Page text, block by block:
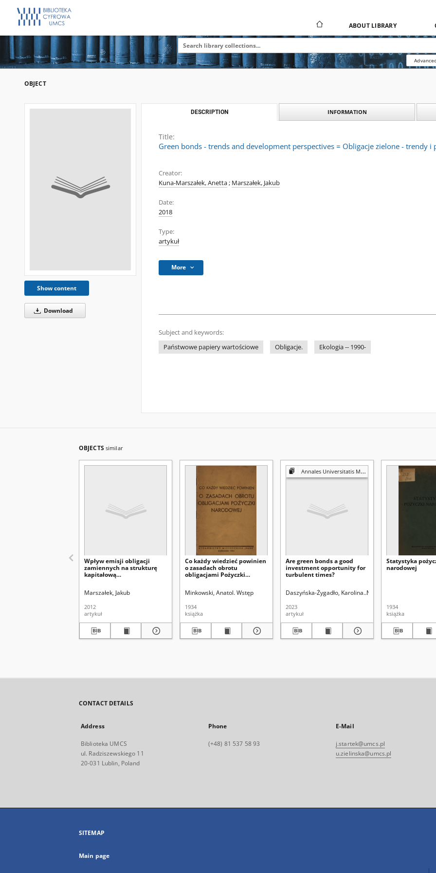
ABOUT LIBRARY
OBJECT
Show content
Download
DESCRIPTION INFORMATION
Title:
Green bonds - trends and development perspectives = Obligacje zielone - trendy
Creator:
Kuna-Marszałek, Anetta; Marszałek, Jakub
Date:
2018
Type:
artykuł
More
Subject and keywords:
Państwowe papiery wartościowe
Obligacje. Ekologia -- 1990-
OBJECTS similar
Wpływ emisji obligacji
zamiennych na strukturę
kapitałową
Marszałek, Jakub
2012
artykuł
Co każdy wiedzieć powinien
o zasadach obrotu
obligacjami Pożyczki
Minkowski, Anatol. Wstęp
1934
książka
Annales Universitatis Mariae Curie-Skłodowska. Sectio H, Oeconomia
Are green bonds a good
investment opportunity for
turbulent times?
Daszyńska-Żygadło, Karolina Marszałek, Jakub
2023
artykuł
Statystyka
narodowej
1934
książka
CONTACT DETAILS
Address
Biblioteka UMCS
ul. Radziszewskiego 11
20-031 Lublin, Poland
Phone
(+48) 81 537 58 93
E-Mail
j.startek@umcs.pl
u.zielinska@umcs.pl
SITEMAP
Main page